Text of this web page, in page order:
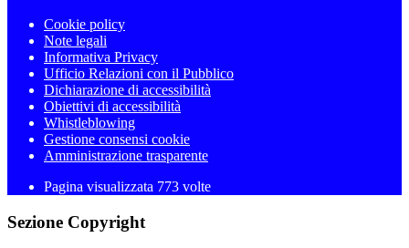
Cookie policy
Note legali
Informativa Privacy
Ufficio Relazioni con il Pubblico
Dichiarazione di accessibilità
Obiettivi di accessibilità
Whistleblowing
Gestione consensi cookie
Amministrazione trasparente
Pagina visualizzata 773 volte
Sezione Copyright